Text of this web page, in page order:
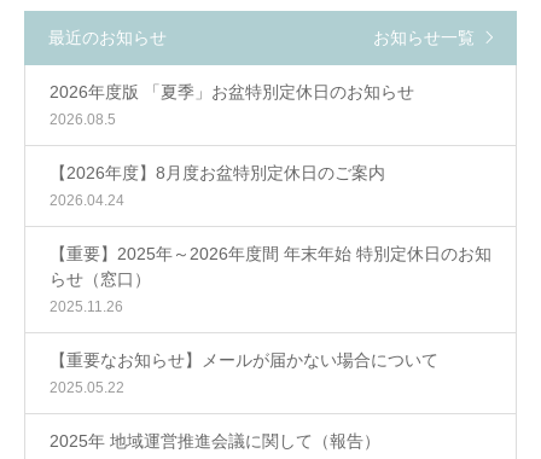
最近のお知らせ お知らせ一覧
2026年度版 「夏季」お盆特別定休日のお知らせ
2026.08.5
【2026年度】8月度お盆特別定休日のご案内
2026.04.24
【重要】2025年～2026年度間 年末年始 特別定休日のお知
らせ（窓口）
2025.11.26
【重要なお知らせ】メールが届かない場合について
2025.05.22
2025年 地域運営推進会議に関して（報告）